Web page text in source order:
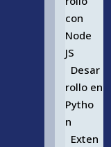
con
Node
JS
Desar
rollo en
Pytho
n
Exten